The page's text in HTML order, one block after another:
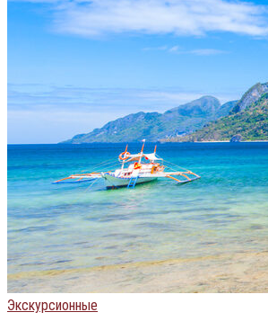
Экскурсионные